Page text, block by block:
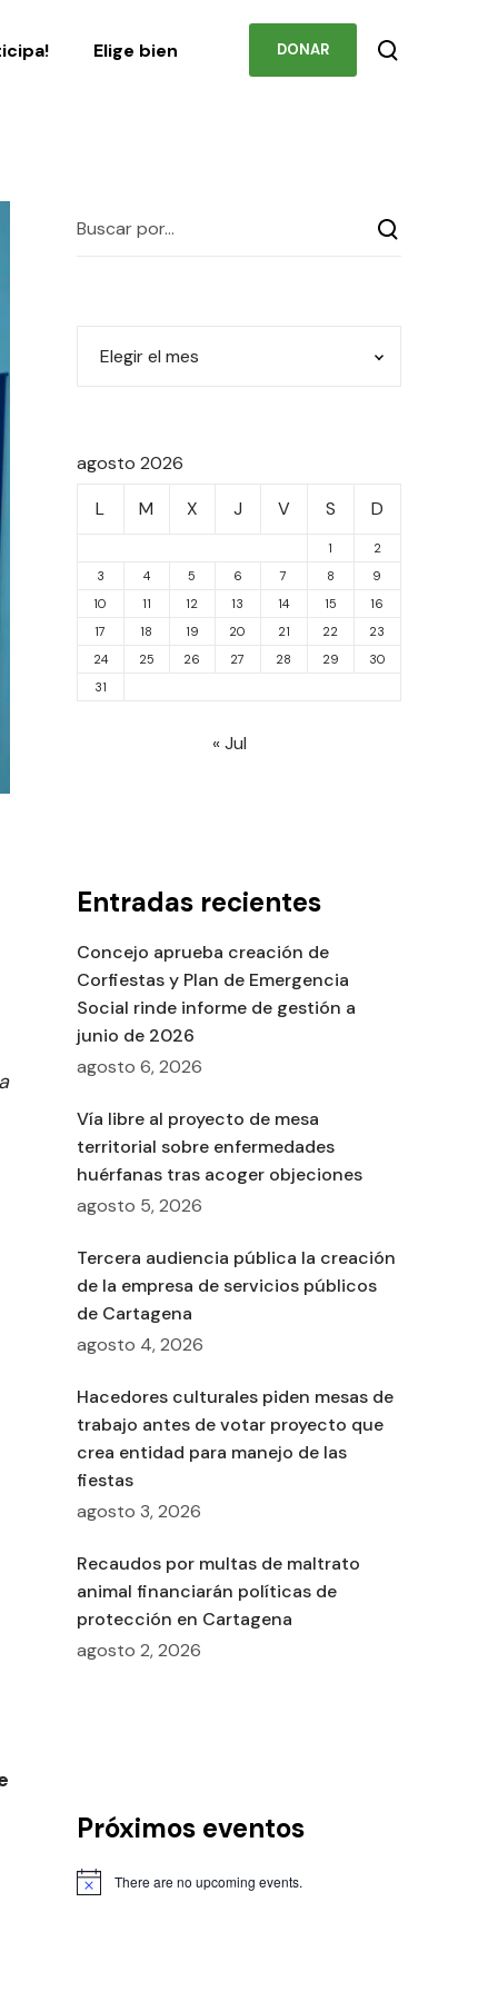
Elige bien DONAR
agosto 2026
L
M X J V S D
1
2
3
4 5 6 7 8
9
10
11 12 13 14 15
16
17
18 19 20 21 22
23
24
25 26 27 28 29
30
31
« Jul
Entradas recientes
Concejo aprueba creación de
Corfiestas y Plan de Emergencia
Social rinde informe de gestión a
junio de 2026
agosto 6, 2026
Vía libre al proyecto de mesa
territorial sobre enfermedades
huérfanas tras acoger objeciones
agosto 5, 2026
Tercera audiencia pública la creación
de la empresa de servicios públicos
de Cartagena
agosto 4, 2026
Hacedores culturales piden mesas de
trabajo antes de votar proyecto que
crea entidad para manejo de las
fiestas
agosto 3, 2026
Recaudos por multas de maltrato
animal financiarán políticas de
protección en Cartagena
agosto 2, 2026
Próximos eventos
There are no upcoming events.